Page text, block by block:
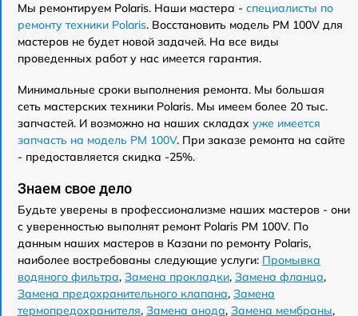
Мы ремонтируем Polaris. Наши мастера - специалисты по
ремонту техники Polaris. Восстановить модель PM 100V для
мастеров не будет новой задачей. На все виды
проведенных работ у нас имеется гарантия.
Минимальные сроки выполнения ремонта. Мы большая
сеть мастерских техники Polaris. Мы имеем более 20 тыс.
запчастей. И возможно на наших складах уже имеется
запчасть на модель PM 100V. При заказе ремонта на сайте
- предоставляется скидка -25%.
Знаем свое дело
Будьте уверены в профессионализме наших мастеров - они
с уверенностью выполнят ремонт Polaris PM 100V. По
данным наших мастеров в Казани по ремонту Polaris,
наиболее востребованы следующие услуги: Промывка
водяного фильтра, Замена прокладки, Замена фланца,
Замена предохранительного клапана, Замена
термопредохранителя, Замена анода, Замена мембраны,